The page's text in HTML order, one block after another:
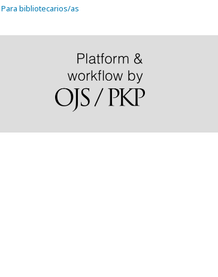
Para bibliotecarios/as